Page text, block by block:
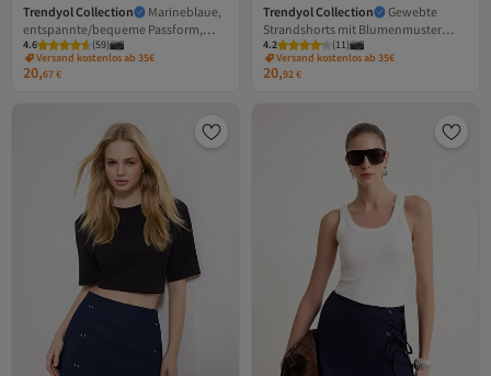
Trendyol Collection
Marineblaue,
entspannte/bequeme Passform,
Taschendetail, dehnbare Strickshorts
und Bermuda TWOSS25SR00013
4.6 (59)
Versand kostenlos ab 35€
20,67€
Trendyol Collection
Gewebte
Strandshorts mit Blumenmuster
TBESS24SR00000
4.2 (11)
Versand kostenlos ab 35€
20,92€